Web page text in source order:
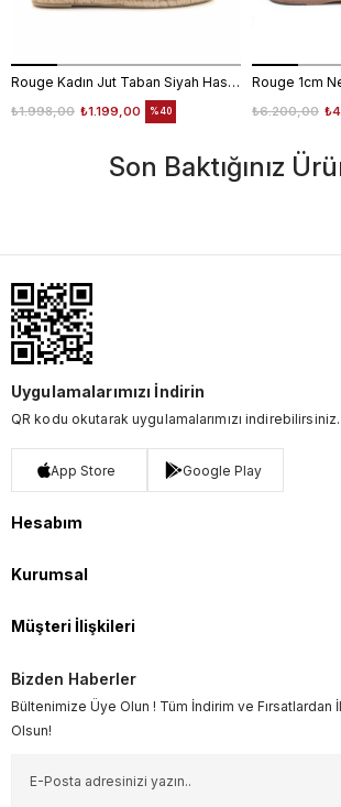
Rouge Kadın Jut Taban Siyah Hasır Terlik 715
₺1.199,00
₺1.998,00 %40 ₺6.200,00
Son Baktığınız
Uygulamalarımızı İndirin
QR kodu okutarak uygulamalarımızı indirebilirsiniz.
App Store Google Play
Hesabım
Kurumsal
Müşteri İlişkileri
Bizden Haberler
Bültenimize Üye Olun ! Tüm İndirim ve Fırsatlardan
Olsun!